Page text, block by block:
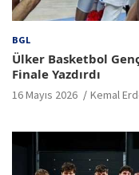
BGL
Ülker Basketbol
Finale Yazdırdı
16 Mayıs 2026 Kemal